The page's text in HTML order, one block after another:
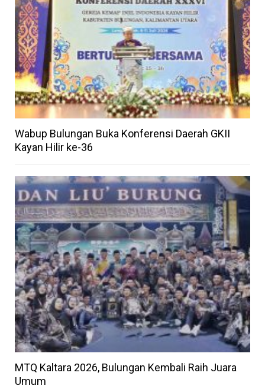
Wabup Bulungan Buka Konferensi Daerah GKII
Kayan Hilir ke-36
MTQ Kaltara 2026, Bulungan Kembali Raih Juara
Umum